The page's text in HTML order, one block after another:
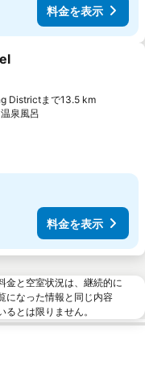
料金を表示
りに追加
Districtまで13.5 km
泉風呂
料金を表示
金と空室状況は、継続的に
になった情報と同じ内容
とは限りません。